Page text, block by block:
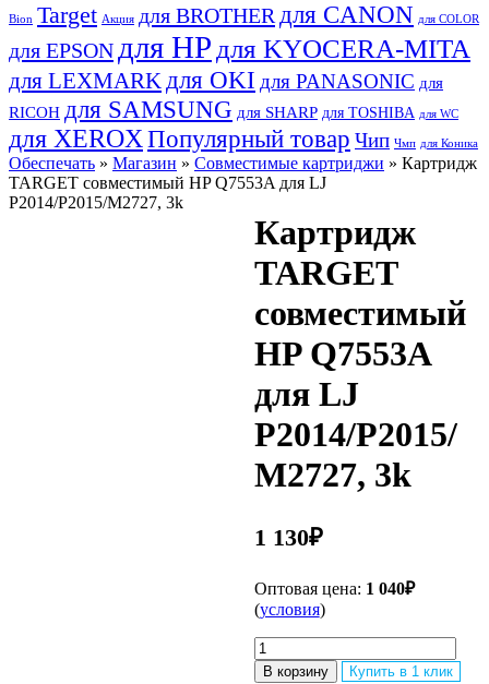
Bion Target Акция для BROTHER для CANON для COLOR
для EPSON для HP для KYOCERA-MITA
для LEXMARK для OKI для PANASONIC для
RICOH для SAMSUNG для SHARP для TOSHIBA для WC
для XEROX Популярный товар Чип Чмп для Коника
Обеспечать » Магазин » Совместимые картриджи » Картридж
TARGET совместимый HP Q7553A для LJ
P2014/P2015/M2727, 3k
Картридж
TARGET
совместимый
HP Q7553A
для LJ
P2014/P2015/
M2727, 3k
1 130₽
Оптовая цена: 1 040₽
(условия)
Количество
товара
В корзину Купить в 1 клик